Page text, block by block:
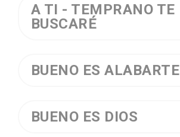
A TI - TEMPRANO TE
BUSCARÉ
BUENO ES ALABARTE
BUENO ES DIOS